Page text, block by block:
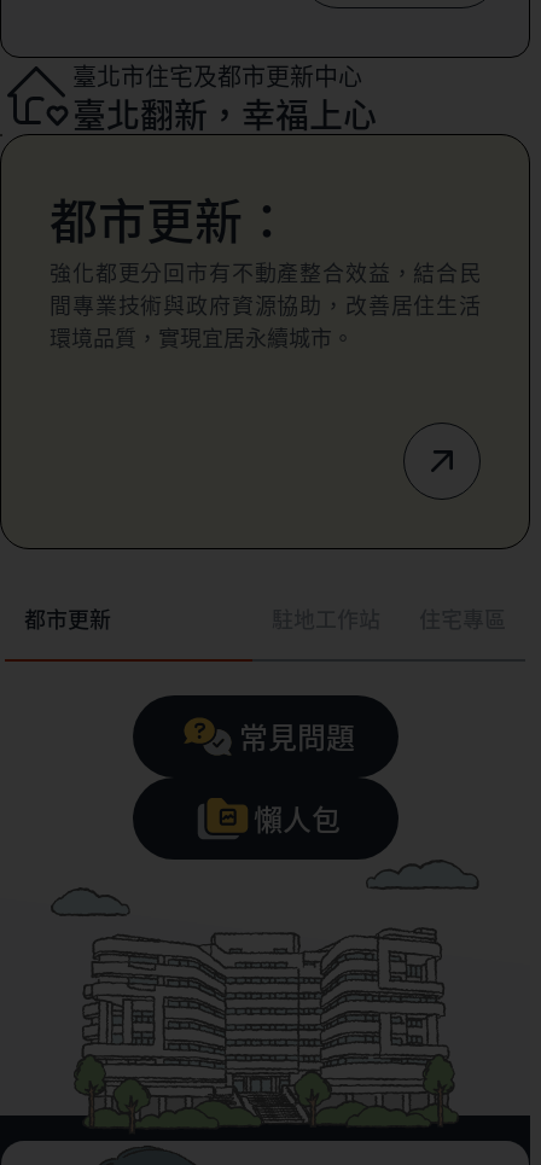
臺北市住宅及都市更新中心
臺北翻新，幸福上心
都市更新
都市更新：
強化都更分回市有不動產整合效益，結合民
間專業技術與政府資源協助，改善居住生活
環境品質，實現宜居永續城市。
常見問題
懶人包